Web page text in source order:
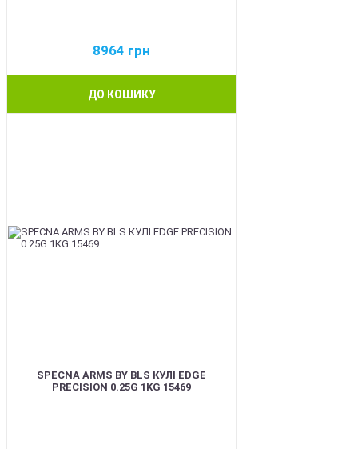
8964 грн
ДО КОШИКУ
SPECNA ARMS BY BLS КУЛІ EDGE
PRECISION 0.25G 1KG 15469